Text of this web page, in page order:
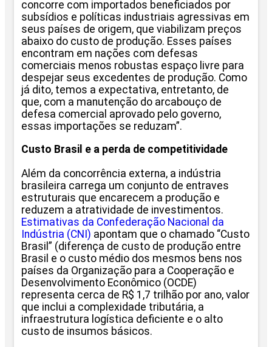
concorre com importados beneficiados por
subsídios e políticas industriais agressivas em
seus países de origem, que viabilizam preços
abaixo do custo de produção. Esses países
encontram em nações com defesas
comerciais menos robustas espaço livre para
despejar seus excedentes de produção. Como
já dito, temos a expectativa, entretanto, de
que, com a manutenção do arcabouço de
defesa comercial aprovado pelo governo,
essas importações se reduzam”.
Custo Brasil e a perda de competitividade
Além da concorrência externa, a indústria
brasileira carrega um conjunto de entraves
estruturais que encarecem a produção e
reduzem a atratividade de investimentos.
Estimativas da Confederação Nacional da
Indústria (CNI) apontam que o chamado “Custo
Brasil” (diferença de custo de produção entre
Brasil e o custo médio dos mesmos bens nos
países da Organização para a Cooperação e
Desenvolvimento Econômico (OCDE)
representa cerca de R$ 1,7 trilhão por ano, valor
que inclui a complexidade tributária, a
infraestrutura logística deficiente e o alto
custo de insumos básicos.